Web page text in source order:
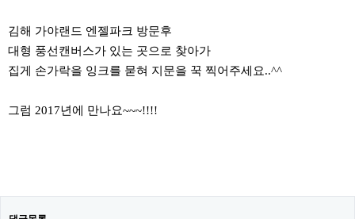
김해 가야랜드 엔젤파크 방문후
대형 풍선캔버스가 있는 곳으로 찾아가
집게 손가락을 잉크를 묻혀 지문을 꾹 찍어주세요..^^
그럼 2017년에 만나요~~~!!!!